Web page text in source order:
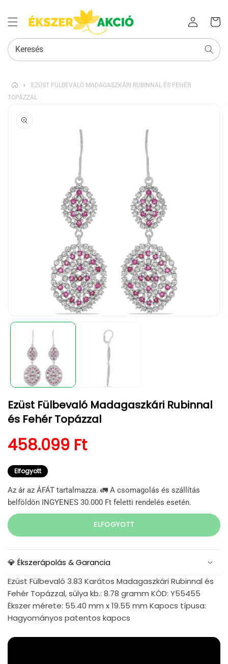
Bejelentkezés
kosara
Keresés
›
EZÜST FÜLBEVALÓ MADAGASZKÁRI RUBINNAL ÉS FEHÉR
TOPÁZZAL
UGRÁS A
TERMÉKADATOKRA
médiafájl
modális
párbeszédpanelen
Ezüst Fülbevaló Madagaszkári Rubinnal
és Fehér Topázzal
Normál ár
458.099 Ft
Elfogyott
Az ár az ÁFÁT tartalmazza. 🚛 A csomagolás és szállítás
belföldön INGYENES 30.000 Ft feletti rendelés esetén.
ELFOGYOTT
💎 Ékszerápolás & Garancia
Ezüst Fülbevaló 3.83 Karátos Madagaszkári Rubinnal és
Fehér Topázzal, súlya kb.: 8.78 gramm KÓD: Y55455
Ékszer mérete: 55.40 mm x 19.55 mm Kapocs típusa:
Hagyományos patentos kapocs